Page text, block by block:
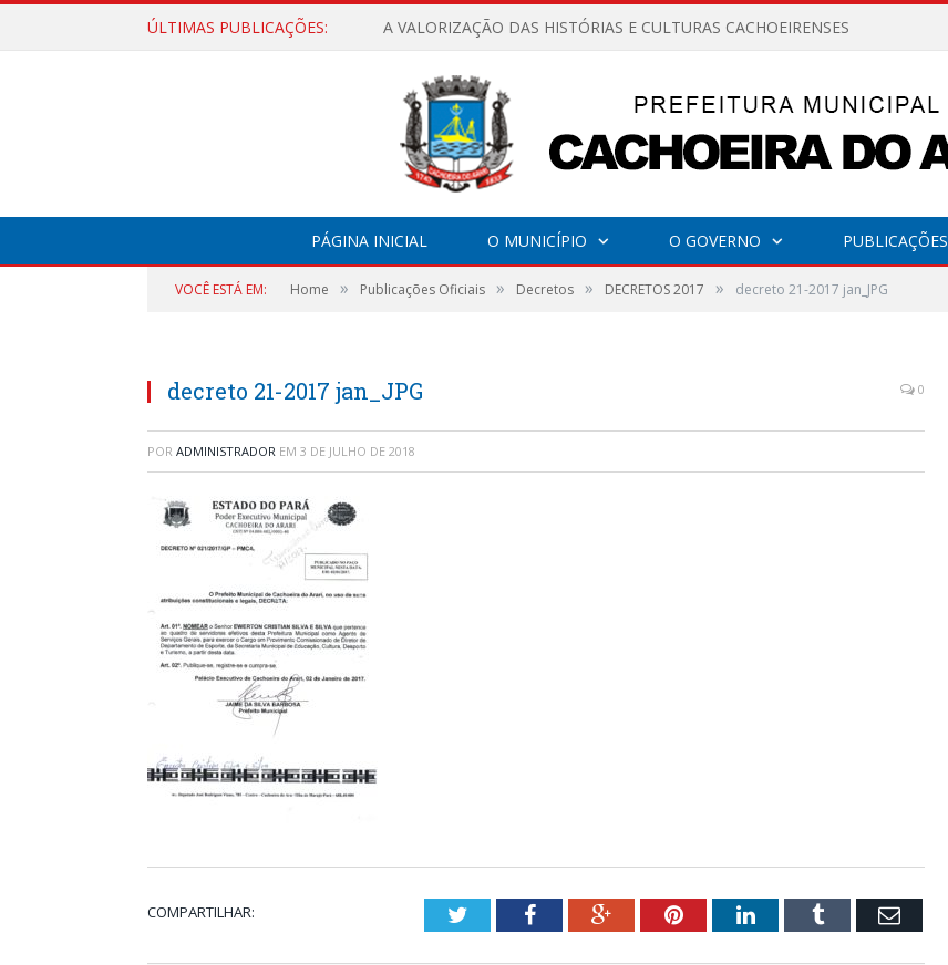
ÚLTIMAS PUBLICAÇÕES: A VALORIZAÇÃO DAS HISTÓRIAS E CULTURAS CACHOEIRENSES
PÁGINA INICIAL O MUNICÍPIO O GOVERNO PUBLICAÇÕES
VOCÊ ESTÁ EM: Home » Publicações Oficiais » Decretos » DECRETOS 2017 » decreto 21-2017 jan_JPG
decreto 21-2017 jan_JPG 0
POR ADMINISTRADOR EM 3 DE JULHO DE 2018
COMPARTILHAR: TwitterFacebookGoogle+PinterestLinkedInTumblr Email